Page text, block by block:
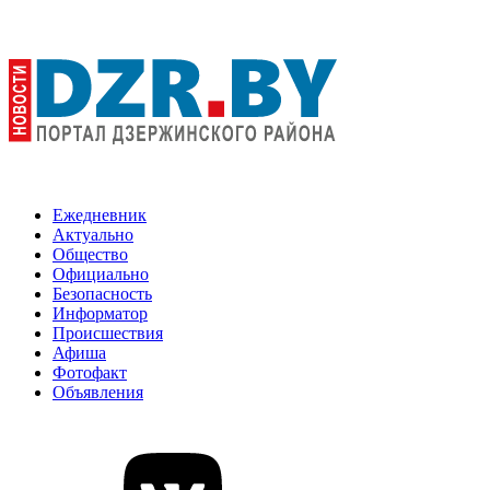
Ежедневник
Актуально
Общество
Официально
Безопасность
Информатор
Происшествия
Афиша
Фотофакт
Объявления